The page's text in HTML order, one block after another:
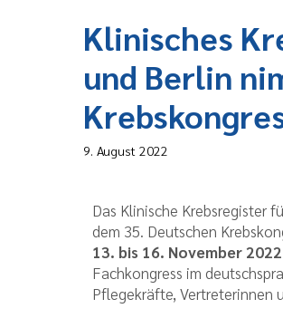
Klinisches
und Berlin
9. August 2022
Das Klinische Krebsregister
dem 35. Deutschen
13. bis 16. November
Fachkongress im
Pflegekräfte, Vertreterinnen